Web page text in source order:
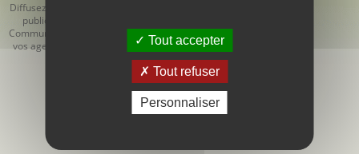
Diffusez votre
publicité
Communiquez
vos agendas
Tout accepter
Tout refuser
Personnaliser